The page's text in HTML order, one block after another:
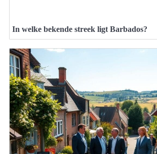
In welke bekende streek ligt Barbados?